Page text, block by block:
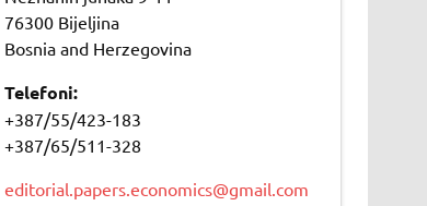
76300 Bijeljina
Bosnia and Herzegovina
Telefoni:
+387/55/423-183
+387/65/511-328
editorial.papers.economics@gmail.com